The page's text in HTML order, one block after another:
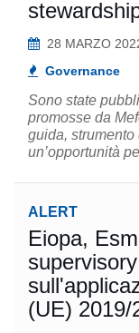
28 MARZO
Governance
Sono state
promosse da
guida,
un’opportunità
ALERT
Eiopa,
(UE) 2019/